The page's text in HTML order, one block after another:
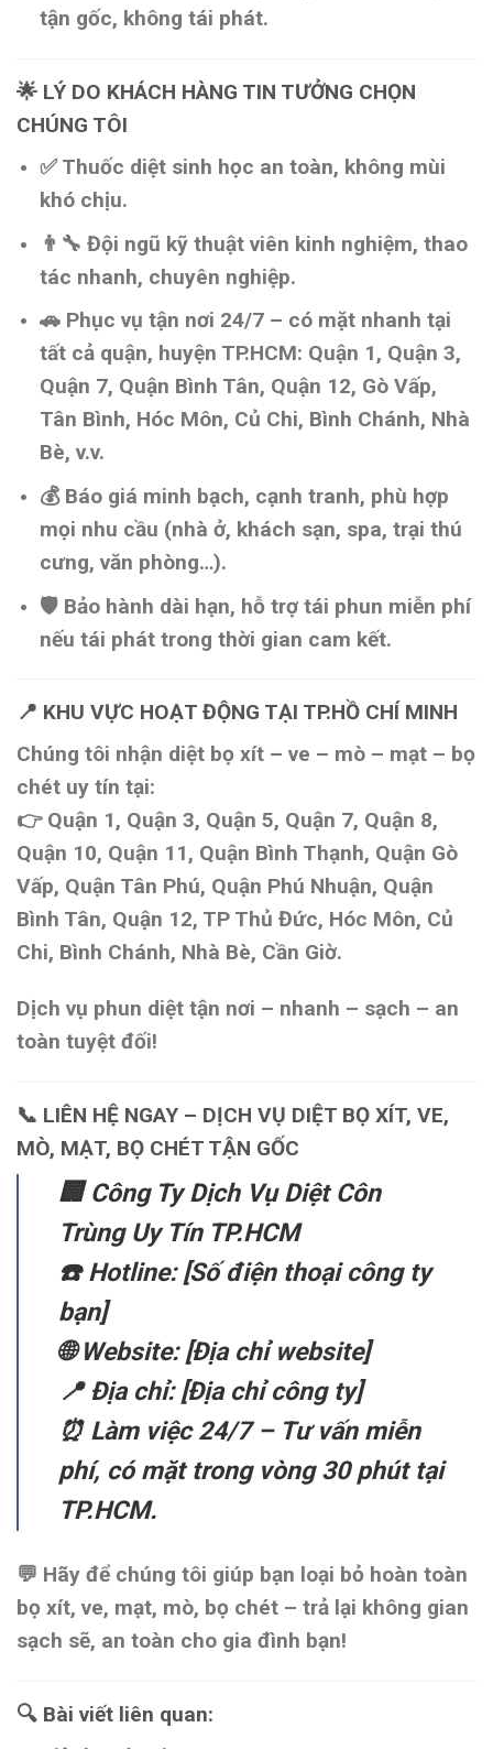
tận gốc, không tái phát.
🌟 LÝ DO KHÁCH HÀNG TIN TƯỞNG CHỌN
CHÚNG TÔI
✅Thuốc diệt sinh học an toàn, không mùi
khó chịu.
👨‍🔧 Đội ngũ kỹ thuật viên kinh nghiệm, thao
tác nhanh, chuyên nghiệp.
🚗 Phục vụ tận nơi 24/7– có mặt nhanh tại
tất cả quận, huyện TP.HCM: Quận 1, Quận 3,
Quận 7, Quận Bình Tân, Quận 12, Gò Vấp,
Tân Bình, Hóc Môn, Củ Chi, Bình Chánh, Nhà
Bè, v.v.
💰 Báo giá minh bạch, cạnh tranh, phù hợp
mọi nhu cầu (nhà ở, khách sạn, spa, trại thú
cưng, văn phòng…).
🛡️ Bảo hành dài hạn, hỗ trợ tái phun miễn phí
nếu tái phát trong thời gian cam kết.
📍 KHU VỰC HOẠT ĐỘNG TẠI TP.HỒ CHÍ MINH
Chúng tôi nhận diệt bọ xít – ve – mò – mạt – bọ
chét uy tín tại:
👉 Quận 1, Quận 3, Quận 5, Quận 7, Quận 8,
Quận 10, Quận 11, Quận Bình Thạnh, Quận Gò
Vấp, Quận Tân Phú, Quận Phú Nhuận, Quận
Bình Tân, Quận 12, TP Thủ Đức, Hóc Môn, Củ
Chi, Bình Chánh, Nhà Bè, Cần Giờ.
Dịch vụ phun diệt tận nơi – nhanh – sạch – an
toàn tuyệt đối!
📞 LIÊN HỆ NGAY – DỊCH VỤ DIỆT BỌ XÍT, VE,
MÒ, MẠT, BỌ CHÉT TẬN GỐC
🏢Công Ty Dịch Vụ Diệt Côn
Trùng Uy Tín TP.HCM
☎️Hotline: [Số điện thoại công ty
bạn]
🌐 Website: [Địa chỉ website]
📍 Địa chỉ:[Địa chỉ công ty]
⏰ Làm việc 24/7– Tư vấn miễn
phí, có mặt trong vòng30 phúttại
TP.HCM.
💬 Hãy để chúng tôi giúp bạn loại bỏ hoàn toàn
bọ xít, ve, mạt, mò, bọ chét – trả lại không gian
sạch sẽ, an toàn cho gia đình bạn!
🔍 Bài viết liên quan: